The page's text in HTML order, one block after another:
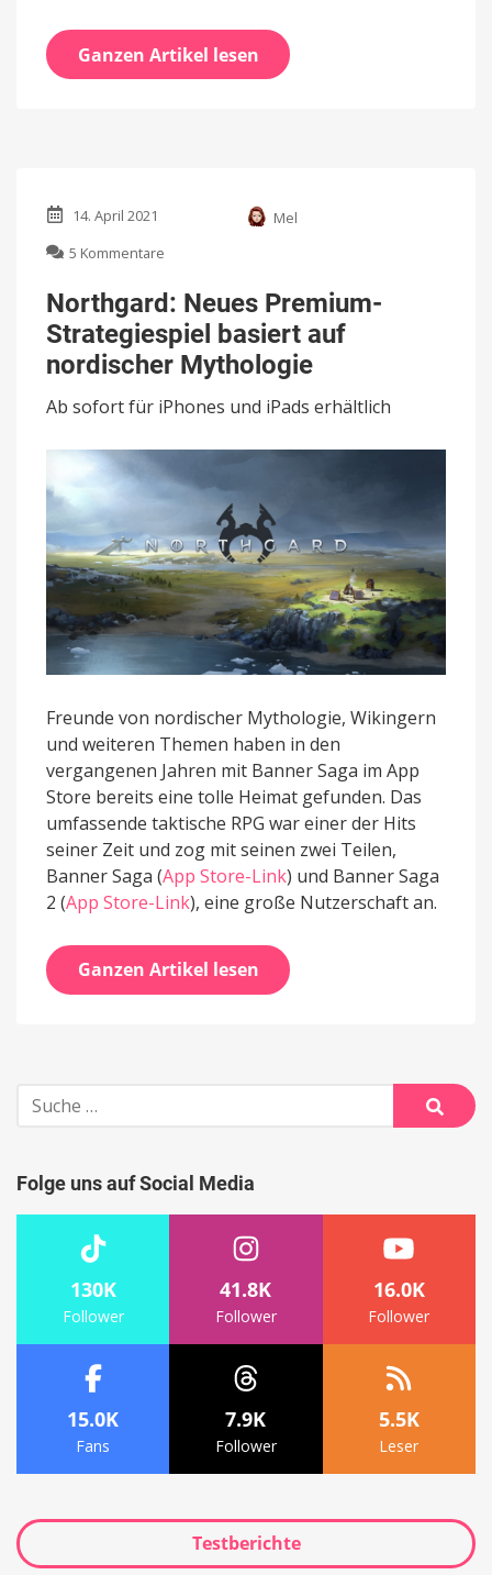
Ganzen Artikel lesen
14. April 2021
Mel
5 Kommentare
Neues
Premium-
Strategiespiel
basiert
auf
nordischer
Mythologie
Northgard: Neues Premium-
Strategiespiel basiert auf
nordischer Mythologie
Ab sofort für iPhones und iPads erhältlich
Freunde von nordischer Mythologie, Wikingern
und weiteren Themen haben in den
vergangenen Jahren mit Banner Saga im App
Store bereits eine tolle Heimat gefunden. Das
umfassende taktische RPG war einer der Hits
seiner Zeit und zog mit seinen zwei Teilen,
Banner Saga (App Store-Link) und Banner Saga
2 (App Store-Link), eine große Nutzerschaft an.
Ganzen Artikel lesen
Suche
nach:
Suche
Folge uns auf Social Media
130K
Follower
41.8K
Follower
16.0K
Follower
15.0K
Fans
7.9K
Follower
5.5K
Leser
Testberichte